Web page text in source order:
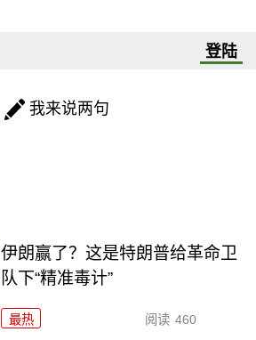
登陆
我来说两句
伊朗赢了？这是特朗普给革命卫
队下“精准毒计”
最热 阅读 460